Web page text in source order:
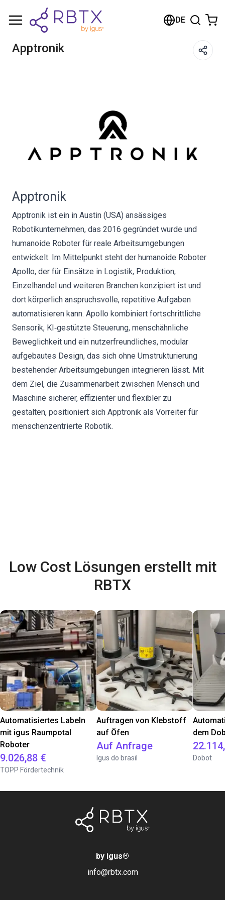
DE
Apptronik
Apptronik
Apptronik ist ein in Austin (USA) ansässiges
Robotikunternehmen, das 2016 gegründet wurde und
humanoide Roboter für reale Arbeitsumgebungen
entwickelt. Im Mittelpunkt steht der humanoide Roboter
Apollo, der für Einsätze in Logistik, Produktion,
Einzelhandel und weiteren Branchen konzipiert ist und
dort körperlich anspruchsvolle, repetitive Aufgaben
automatisieren kann. Apollo kombiniert fortschrittliche
Sensorik, KI‑gestützte Steuerung, menschähnliche
Beweglichkeit und ein nutzerfreundliches, modular
aufgebautes Design, das sich ohne Umstrukturierung
bestehender Arbeitsumgebungen integrieren lässt. Mit
dem Ziel, die Zusammenarbeit zwischen Mensch und
Maschine sicherer, effizienter und flexibler zu
gestalten, positioniert sich Apptronik als Vorreiter für
menschenzentrierte Robotik.
Low Cost Lösungen erstellt mit
RBTX
Automatisiertes Labeln
mit igus Raumpotal
Roboter
9.026,88 €
TOPP Fördertechnik
Auftragen von Klebstoff
auf Öfen
Auf Anfrage
Igus do brasil
dem
Dobot
by igus®
info@rbtx.com
Warenkorb